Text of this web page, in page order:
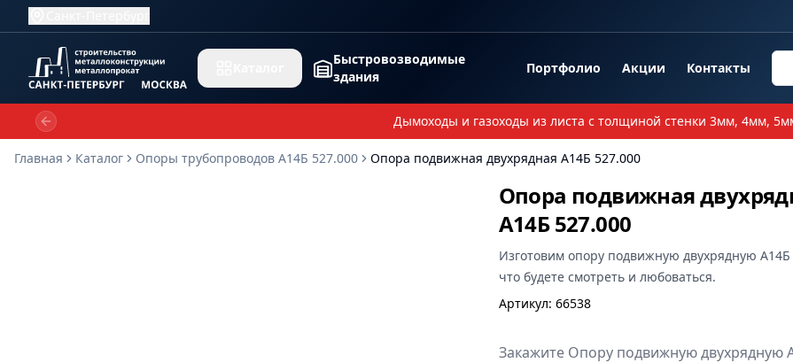
Быстровозводимые
здания
Портфолио Акции Контакты
Дымоходы и газоходы из листа с толщиной стенки 3мм, 4мм,
Previous slide
Главная
Каталог Опоры трубопроводов А14Б 527.000 Опора подвижная двухрядная А14Б 527.000
Опора подвижная
А14Б 527.000
Изготовим опору подвижную двухрядную А14Б
что будете смотреть и любоваться.
Артикул: 66538
Закажите Опору подвижную двухрядную